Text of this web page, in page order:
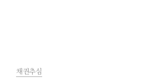
채권추심